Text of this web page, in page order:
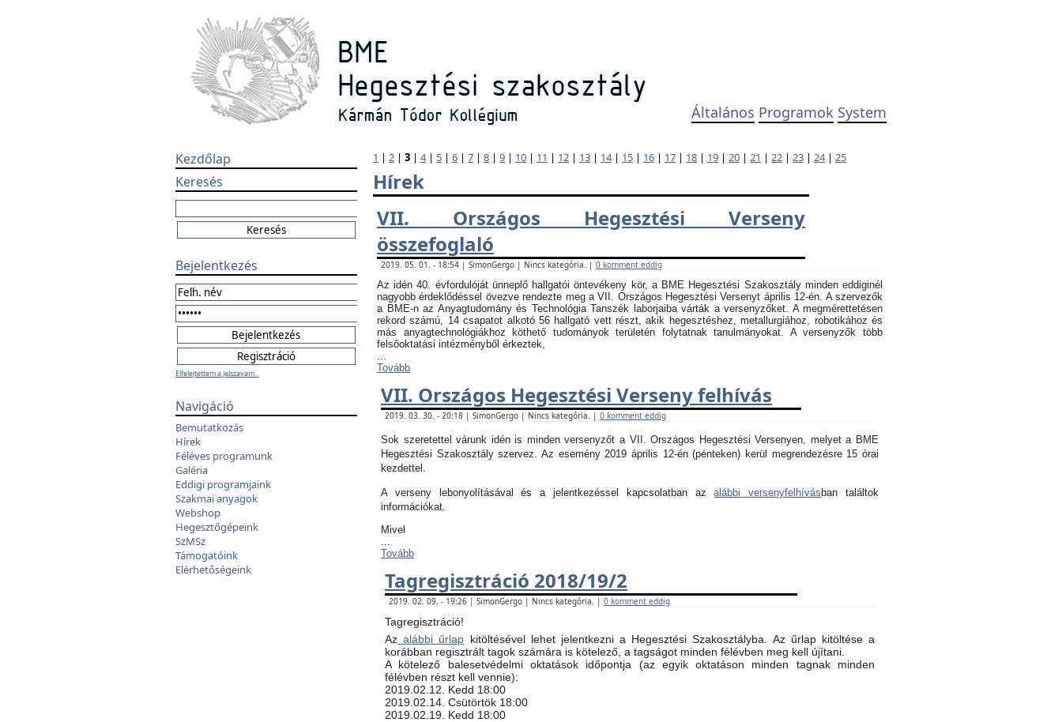
Általános Programok System
Kezdőlap
Keresés
Bejelentkezés
Elfelejtettem a jelszavam...
Navigáció
Bemutatkozás
Hírek
Féléves programunk
Galéria
Eddigi programjaink
Szakmai anyagok
Webshop
Hegesztőgépeink
SzMSz
Támogatóink
Elérhetőségeink
1 | 2 | 3 | 4| 5 | 6 | 7 | 8 | 9 | 10 | 11 | 12 | 13 | 14| 15 | 16 | 17 | 18 | 19 | 20 | 21 | 22 | 23 | 24| 25
Hírek
VII. Országos Hegesztési Verseny
összefoglaló
2019. 05. 01. - 18:54 | SimonGergo | Nincs kategória. | 0 komment eddig
Az idén 40. évfordulóját ünneplő hallgatói öntevékeny kör, a BME Hegesztési Szakosztály minden eddiginél
nagyobb érdeklődéssel övezve rendezte meg a VII. Országos Hegesztési Versenyt április 12-én. A szervezők
a BME-n az Anyagtudomány és Technológia Tanszék laborjaiba várták a versenyzőket. A megmérettetésen
rekord számú, 14 csapatot alkotó 56 hallgató vett részt, akik hegesztéshez, metallurgiához, robotikához és
más anyagtechnológiákhoz köthető tudományok területén folytatnak tanulmányokat. A versenyzők több
felsőoktatási intézményből érkeztek,
...
Tovább
VII. Országos Hegesztési Verseny felhívás
2019. 03. 30. - 20:18 | SimonGergo | Nincs kategória. | 0 komment eddig
Sok szeretettel várunk idén is minden versenyzőt a VII. Országos Hegesztési Versenyen, melyet a BME
Hegesztési Szakosztály szervez. Az esemény 2019 április 12-én (pénteken) kerül megrendezésre 15 órai
kezdettel.
A verseny lebonyolításával és a jelentkezéssel kapcsolatban azalábbi versenyfelhívás ban találtok
információkat.
Mivel
...
Tovább
Tagregisztráció 2018/19/2
2019. 02. 09. - 19:26 | SimonGergo | Nincs kategória. | 0 komment eddig
Tagregisztráció!
Az alábbi űrlap kitöltésével lehet jelentkezni a Hegesztési Szakosztályba. Az űrlap kitöltése a
korábban regisztrált tagok számára is kötelező, a tagságot minden félévben meg kell újítani.
​A kötelező balesetvédelmi oktatások időpontja (az egyik oktatáson minden tagnak minden
félévben részt kell vennie):
​2019.02.12. Kedd 18:00
2019.02.14. Csütörtök 18:00
2019.02.19. Kedd 18:00